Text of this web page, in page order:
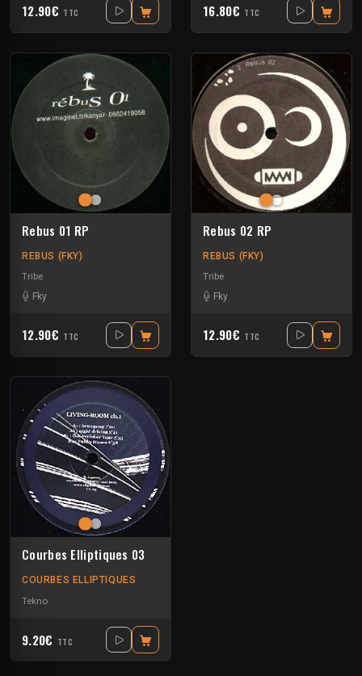
12.90€ TTC 16.80€ TTC
Rebus 01 RP
REBUS (FKY)
Tribe
Fky
12.90€ TTC
Rebus 02 RP
REBUS (FKY)
Tribe
Fky
12.90€ TTC
Courbes Elliptiques 03
COURBES ELLIPTIQUES
Tekno
9.20€ TTC